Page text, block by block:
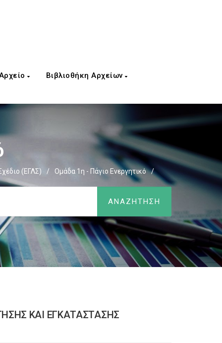
Βιβλιοθήκη Αρχείων
(ΕΓΛΣ) / Ομάδα 1η - Πάγιο Ενεργητικό /
ΚΑΙ ΕΓΚΑΤΑΣΤΑΣΗΣ